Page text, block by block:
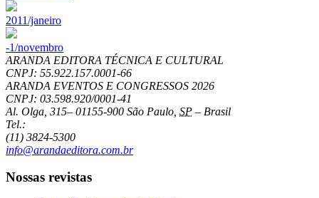
2011/janeiro
-1/novembro
ARANDA EDITORA TÉCNICA E CULTURAL
CNPJ: 55.922.157.0001-66
ARANDA EVENTOS E CONGRESSOS 2026
CNPJ: 03.598.920/0001-41
Al. Olga, 315– 01155-900 São Paulo SP – Brasil
Tel.:
(11) 3824-5300
info@arandaeditora.com.br
Nossas revistas